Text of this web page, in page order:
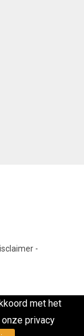
-
met het
privacy